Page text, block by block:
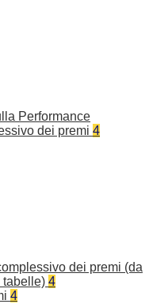
Performance
dei premi 4
dei premi (da
tabelle) 4
4